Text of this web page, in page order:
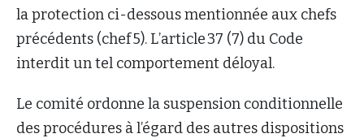
la protection ci-dessous mentionnée aux chefs
précédents (chef 5). L’article 37 (7) du Code
interdit un tel comportement déloyal.
Le comité ordonne la suspension conditionnelle
des procédures à l’égard des autres dispositions